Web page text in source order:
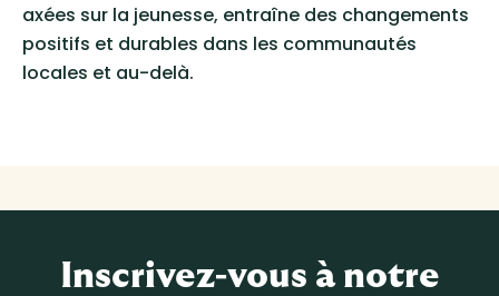
axées sur la jeunesse, entraîne des changements
positifs et durables dans les communautés
locales et au-delà.
Inscrivez-vous à notre